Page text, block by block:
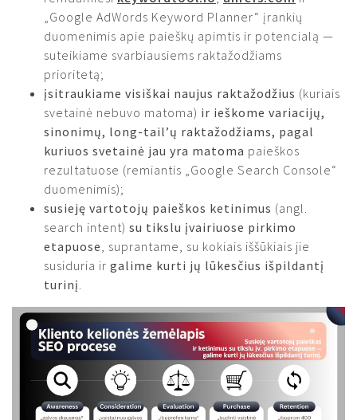
„Google AdWords Keyword Planner“ įrankių
duomenimis apie paieškų apimtis ir potencialą —
suteikiame svarbiausiems raktažodžiams
prioritetą;
įsitraukiame visiškai naujus raktažodžius (kuriais
svetainė nebuvo matoma) ir ieškome variacijų,
sinonimų, long-tail’ų raktažodžiams, pagal
kuriuos svetainė jau yra matoma paieškos
rezultatuose (remiantis „Google Search Console“
duomenimis);
susieję vartotojų paieškos ketinimus (angl.
search intent) su tikslu įvairiuose pirkimo
etapuose, suprantame, su kokiais iššūkiais jie
susiduria ir galime kurti jų lūkesčius išpildantį
turinį.